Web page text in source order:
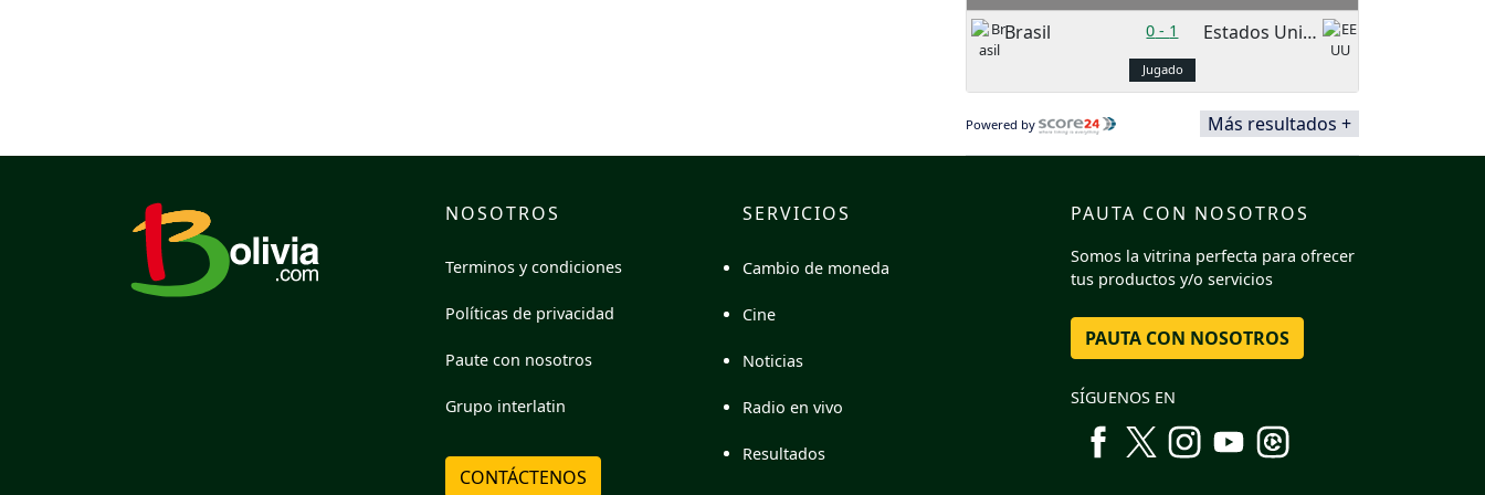
Brasil 0 - 1 Estados Unidos
Jugado
Powered by Más resultados +
NOSOTROS
Terminos y condiciones
Políticas de privacidad
Paute con nosotros
Grupo interlatin
CONTÁCTENOS
SERVICIOS
Cambio de moneda
Cine
Noticias
Radio en vivo
Resultados
PAUTA CON NOSOTROS
Somos la vitrina perfecta para ofrecer
tus productos y/o servicios
PAUTA CON NOSOTROS
SÍGUENOS EN